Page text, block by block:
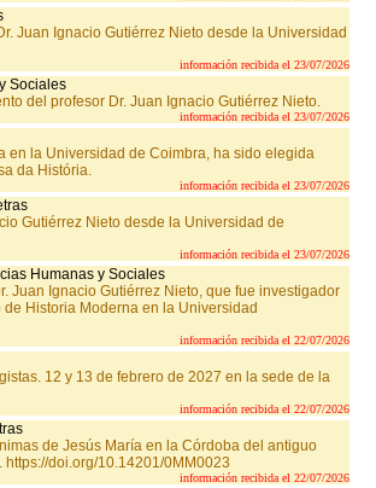
Juan Ignacio Gutiérrez Nieto desde la Universidad
información recibida el 23/07/2026
Sociales
del profesor Dr. Juan Ignacio Gutiérrez Nieto.
información recibida el 23/07/2026
en la Universidad de Coimbra, ha sido elegida
da História.
información recibida el 23/07/2026
Gutiérrez Nieto desde la Universidad de
información recibida el 23/07/2026
Humanas y Sociales
Juan Ignacio Gutiérrez Nieto, que fue investigador
Historia Moderna en la Universidad
información recibida el 22/07/2026
12 y 13 de febrero de 2027 en la sede de la
información recibida el 22/07/2026
de Jesús María en la Córdoba del antiguo
doi.org/10.14201/0MM0023
información recibida el 22/07/2026